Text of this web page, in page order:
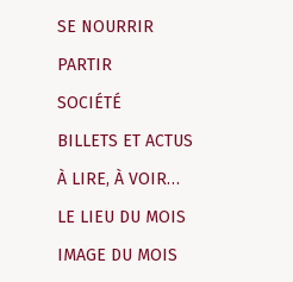
SE NOURRIR
PARTIR
SOCIÉTÉ
BILLETS ET ACTUS
À LIRE, À VOIR…
LE LIEU DU MOIS
IMAGE DU MOIS